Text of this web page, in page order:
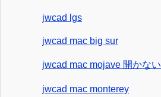
jwcad lgs
jwcad mac big sur
jwcad mac mojave 開かない
jwcad mac monterey